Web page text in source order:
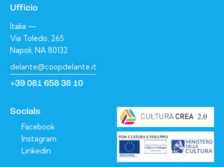
Ufficio
Italia —
Via Toledo, 265
Napoli, NA 80132
delante@coopdelante.it
+39 081 658 38 10
Socials
Facebook
Instagram
Linkedin